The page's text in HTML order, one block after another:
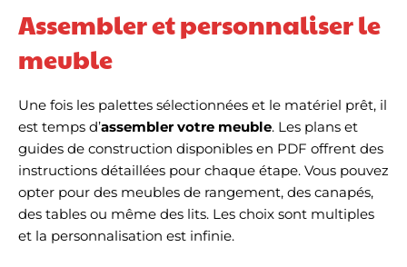
Assembler et personnaliser le
meuble
Une fois les palettes sélectionnées et le matériel prêt, il
est temps d’assembler votre meuble. Les plans et
guides de construction disponibles en PDF offrent des
instructions détaillées pour chaque étape. Vous pouvez
opter pour des meubles de rangement, des canapés,
des tables ou même des lits. Les choix sont multiples
et la personnalisation est infinie.